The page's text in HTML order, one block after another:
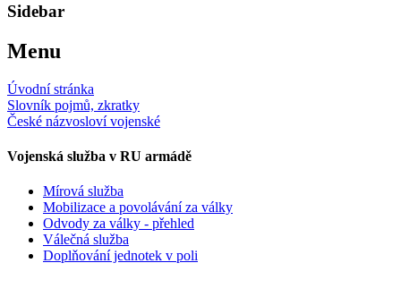
Sidebar
Menu
Úvodní stránka
Slovník pojmů, zkratky
České názvosloví vojenské
Vojenská služba v RU armádě
Mírová služba
Mobilizace a povolávání za války
Odvody za války - přehled
Válečná služba
Doplňování jednotek v poli